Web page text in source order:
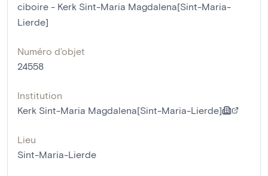
ciboire - Kerk Sint-Maria Magdalena[Sint-Maria-
Lierde]
Numéro d'objet
24558
Institution
Kerk Sint-Maria Magdalena[Sint-Maria-Lierde]
Lieu
Sint-Maria-Lierde